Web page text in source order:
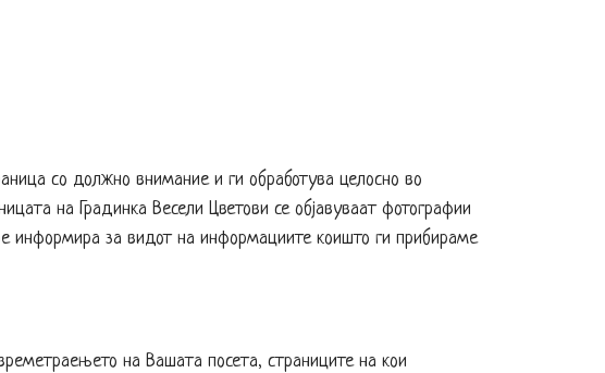
со должно внимание и ги обработува целосно во
на Градинка Весели Цветови се објавуваат фотографии
информира за видот на информациите коишто ги прибираме
на Вашата посета, страниците на кои